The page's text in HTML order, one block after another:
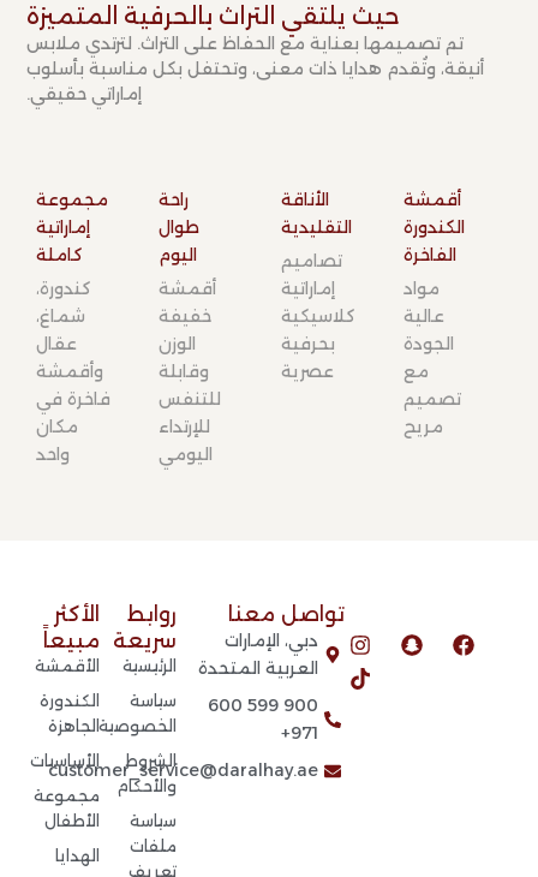
حيث يلتقي التراث بالحرفية المتميزة​
تم تصميمها بعناية مع الحفاظ على التراث. لترتدي ملابس
أنيقة، وتُقدم هدايا ذات معنى، وتحتفل بكل مناسبة بأسلوب
إماراتي حقيقي.
أقمشة
الكندورة
الفاخرة​
مواد
عالية
الجودة
مع
تصميم
مريح
الأناقة
التقليدية​
تصاميم
إماراتية
كلاسيكية
بحرفية
عصرية
راحة
طوال
اليوم​
أقمشة
خفيفة
الوزن
وقابلة
للتنفس
للإرتداء
اليومي
مجموعة
إماراتية
كاملة​
كندورة،
شماغ،
عقال
وأقمشة
فاخرة في
مكان
واحد
F
a
S
n
I
n
s
T
i
k
تواصل معنا​
دبي، الإمارات
العربية المتحدة​
900 599 600
971+
customer_service@daralhay.ae
روابط
سريعة​
الرئيسية
سياسة
الخصوصية
الشروط
والأحكام
سياسة
ملفات
تعريف
الأكثر
مبيعاً
الأقمشة
الكندورة
الجاهزة
الأساسيات
مجموعة
الأطفال
الهدايا